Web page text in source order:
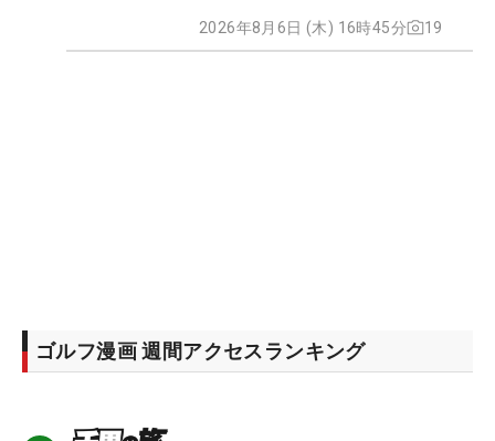
2026年8月6日 (木) 16時45分 19
ゴルフ漫画 週間アクセスランキング